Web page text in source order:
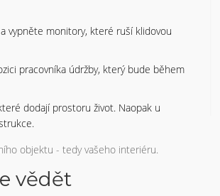
vypněte monitory, které ruší klidovou
pracovníka údržby, který bude během
dodají prostoru život. Naopak u
objektu - tedy vašeho interiéru.
vědět